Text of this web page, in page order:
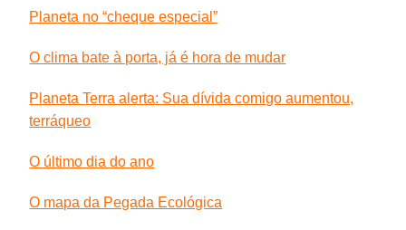
Planeta no “cheque especial”
O clima bate à porta, já é hora de mudar
Planeta Terra alerta: Sua dívida comigo aumentou,
terráqueo
O último dia do ano
O mapa da Pegada Ecológica